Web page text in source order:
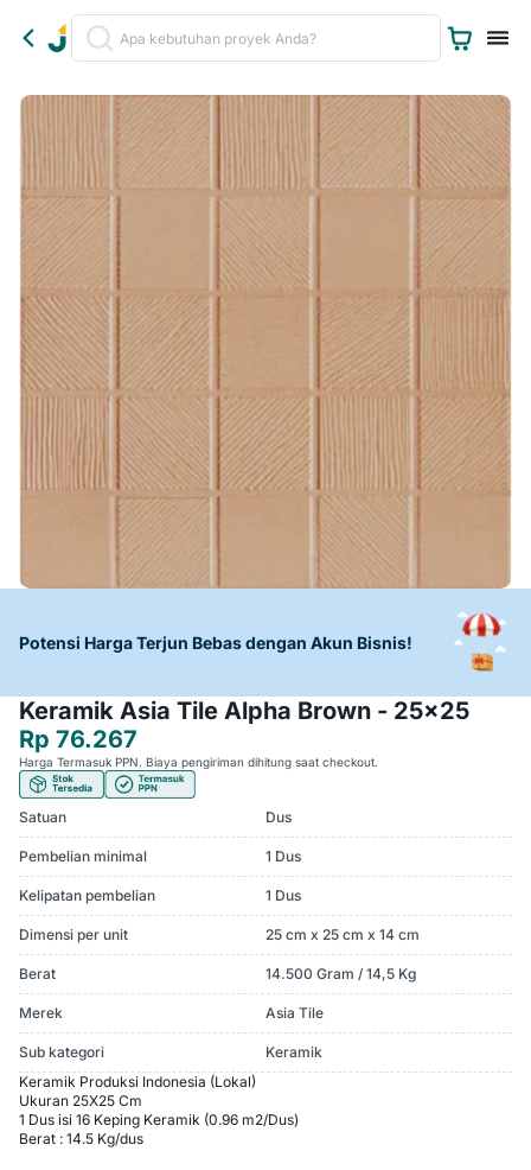
Potensi Harga Terjun Bebas dengan Akun Bisnis!
Keramik Asia Tile Alpha Brown - 25x25
Rp 76.267
Harga Termasuk PPN. Biaya pengiriman dihitung saat checkout.
Satuan Dus
Pembelian minimal 1 Dus
Kelipatan pembelian 1 Dus
Dimensi per unit 25 cm x 25 cm x 14 cm
Berat 14.500 Gram / 14,5 Kg
Merek Asia Tile
Sub kategori
Keramik
Keramik Produksi Indonesia (Lokal)
Ukuran 25X25 Cm
1 Dus isi 16 Keping Keramik (0.96 m2/Dus)
Berat : 14.5 Kg/dus